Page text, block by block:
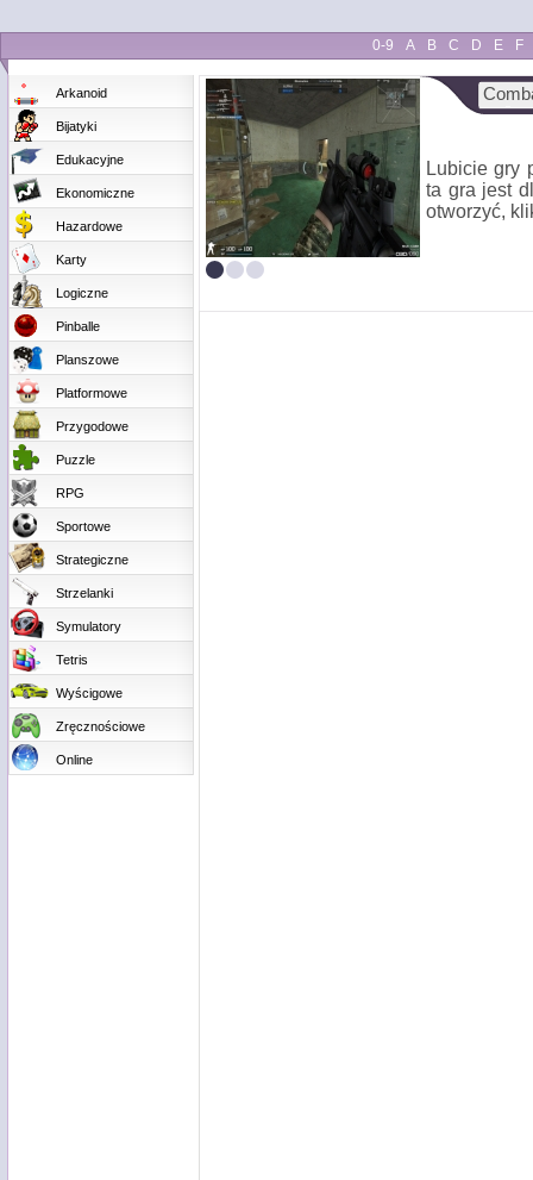
0-9 A B C D E F
Arkanoid
Bijatyki
Edukacyjne
Ekonomiczne
Hazardowe
Karty
Logiczne
Pinballe
Planszowe
Platformowe
Przygodowe
Puzzle
RPG
Sportowe
Strategiczne
Strzelanki
Symulatory
Tetris
Wyścigowe
Zręcznościowe
Online
Lubicie gry
ta gra jest
otworzyć,